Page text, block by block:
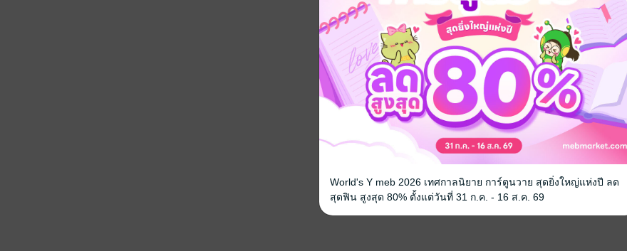
World's Y meb 2026 เทศกาลนิยาย การ์ตูนวาย สุดยิ่งใหญ่แห่งปี ลด
สุดฟิน สูงสุด 80% ตั้งแต่วันที่ 31 ก.ค. - 16 ส.ค. 69